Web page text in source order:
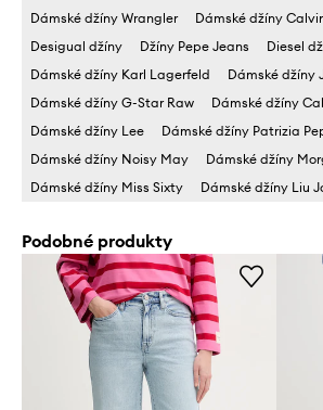
Dámské džíny Wrangler
Dámské džíny
Desigual džíny
Džíny Pepe Jeans
Diesel
Dámské džíny Karl Lagerfeld
Dámské džíny
Dámské džíny G-Star Raw
Dámské džíny
Dámské džíny Lee
Dámské džíny Patrizia
Dámské džíny Noisy May
Dámské džíny
Dámské džíny Miss Sixty
Dámské džíny Liu
Podobné produkty